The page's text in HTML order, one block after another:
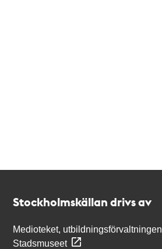
Stockholmskällan drivs av
Medioteket, utbildningsförvaltningen
Stadsmuseet